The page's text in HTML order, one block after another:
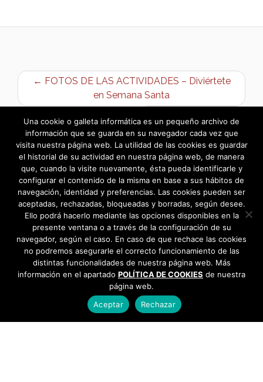
← FOTOS DE LAS ACTIVIDADES – Diviértete
en Semana Santa
II Torneo FUTSAL →
Una cookie o galleta informática es un pequeño archivo de
información que se guarda en su navegador cada vez que
visita nuestra página web. La utilidad de las cookies es guardar
el historial de su actividad en nuestra página web, de manera
que, cuando la visite nuevamente, ésta pueda identificarle y
configurar el contenido de la misma en base a sus hábitos de
navegación, identidad y preferencias. Las cookies pueden ser
aceptadas, rechazadas, bloqueadas y borradas, según desee.
Ello podrá hacerlo mediante las opciones disponibles en la
presente ventana o a través de la configuración de su
navegador, según el caso. En caso de que rechace las cookies
no podremos asegurarle el correcto funcionamiento de las
distintas funcionalidades de nuestra página web. Más
información en el apartado POLÍTICA DE COOKIES de nuestra
página web.
Aceptar
Rechazar